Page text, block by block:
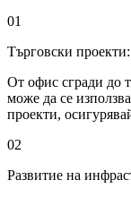
01
Търговски проекти:
От офис сгради до
може да се
проекти,
02
Развитие на